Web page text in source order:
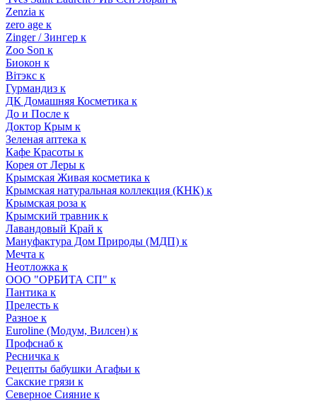
Zenzia к
zero age к
Zinger / Зингер к
Zoo Son к
Биокон к
Вiтэкс к
Гурмандиз к
ДК Домашняя Косметика к
До и После к
Доктор Крым к
Зеленая аптека к
Кафе Красоты к
Корея от Леры к
Крымская Живая косметика к
Крымская натуральная коллекция (КНК) к
Крымская роза к
Крымский травник к
Лавандовый Край к
Мануфактура Дом Природы (МДП) к
Мечта к
Неотложка к
ООО "ОРБИТА СП" к
Пантика к
Прелесть к
Разное к
Euroline (Модум, Вилсен) к
Профснаб к
Ресничка к
Рецепты бабушки Агафьи к
Сакские грязи к
Северное Сияние к